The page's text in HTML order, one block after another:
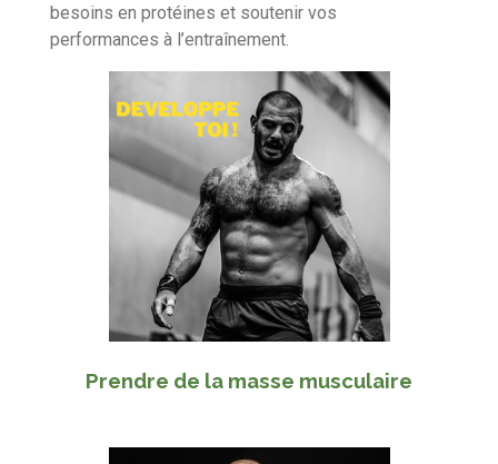
besoins en protéines et soutenir vos
performances à l’entraînement.
Prendre de la masse musculaire